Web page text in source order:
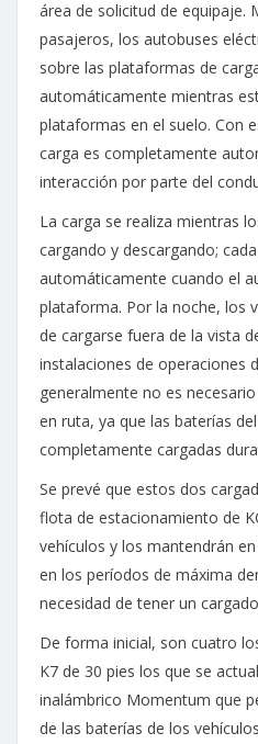
área de solicitud de equipaje.
pasajeros, los autobuses
sobre las plataformas de
automáticamente mientras
plataformas en el suelo. Con
carga es completamente
interacción por parte del
La carga se realiza mientras
cargando y descargando;
automáticamente cuando el
plataforma. Por la noche, los
de cargarse fuera de la vista
instalaciones de operaciones
generalmente no es
en ruta, ya que las baterías
completamente cargadas
Se prevé que estos dos
flota de estacionamiento de
vehículos y los mantendrán
en los períodos de máxima
necesidad de tener un
De forma inicial, son cuatro
K7 de 30 pies los que se
inalámbrico Momentum que
de las baterías de los